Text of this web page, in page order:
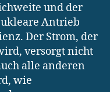
und der
Antrieb
Der Strom, der
versorgt nicht
alle anderen
wie